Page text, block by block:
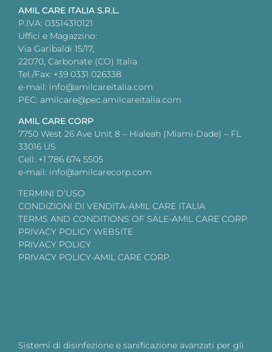
AMIL CARE ITALIA S.R.L.
P.IVA: 03514310121
Uffici e Magazzino:
Via Garibaldi 15/17,
22070, Carbonate (CO) Italia
Tel./Fax: +39 0331 026338
e-mail: info@amilcareitalia.com
PEC: amilcare@pec.amilcareitalia.com
AMIL CARE CORP
7750 West 26 Ave Unit 8 – Hialeah (Miami-Dade) – FL
33016 US
Cell: +1 786 674 5505
e-mail: info@amilcarecorp.com
TERMINI D’USO
CONDIZIONI DI VENDITA-AMIL CARE ITALIA
TERMS AND CONDITIONS OF SALE-AMIL CARE CORP.
PRIVACY POLICY WEBSITE
PRIVACY POLICY
PRIVACY POLICY-AMIL CARE CORP.
Sistemi di disinfezione e sanificazione avanzati per gli